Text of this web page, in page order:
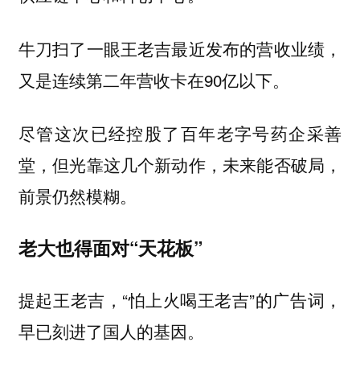
牛刀扫了一眼王老吉最近发布的营收业绩，
又是连续第二年营收卡在90亿以下。
尽管这次已经控股了百年老字号药企采善
堂，但光靠这几个新动作，未来能否破局，
前景仍然模糊。
老大也得面对“天花板”
提起王老吉，“怕上火喝王老吉”的广告词，
早已刻进了国人的基因。